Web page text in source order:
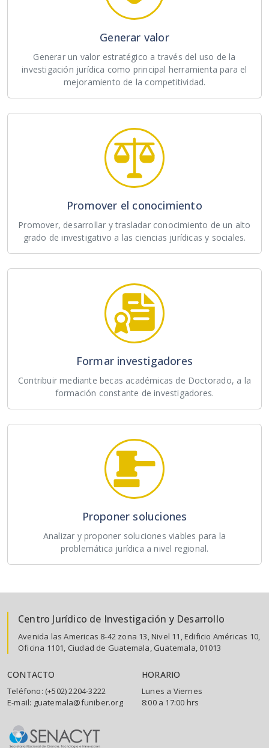
Generar valor
Generar un valor estratégico a través del uso de la
investigación jurídica como principal herramienta para el
mejoramiento de la competitividad.
Promover el conocimiento
Promover, desarrollar y trasladar conocimiento de un alto
grado de investigativo a las ciencias jurídicas y sociales.
Formar investigadores
Contribuir mediante becas académicas de Doctorado, a la
formación constante de investigadores.
Proponer soluciones
Analizar y proponer soluciones viables para la
problemática jurídica a nivel regional.
Centro Jurídico de Investigación y Desarrollo
Avenida las Americas 8-42 zona 13, Nivel 11, Edificio Américas 10,
Oficina 1101, Ciudad de Guatemala, Guatemala, 01013
CONTACTO
Teléfono: (+502) 2204-3222
E-mail: guatemala@funiber.org
HORARIO
Lunes a Viernes
8:00 a 17:00 hrs